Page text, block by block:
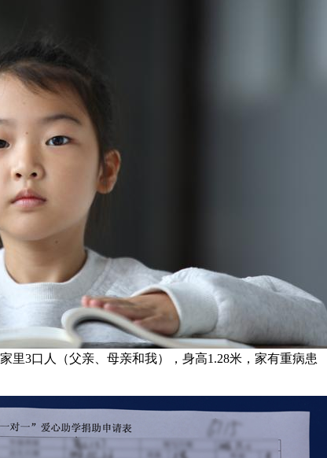
里3口人（父亲、母亲和我），身高1.28米，家有重病患